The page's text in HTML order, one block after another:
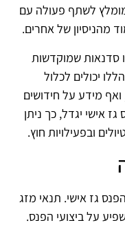
לשתף פעולה עם
מהניסיון של אחרים.
סדנאות שמוקדשות
יכולים לכלול
מידע על חידושים
אישי יגדל, כך ניתן
ובפעילויות חוץ.
גז אישי. תנאי מזג
על ביצועי הפנס.